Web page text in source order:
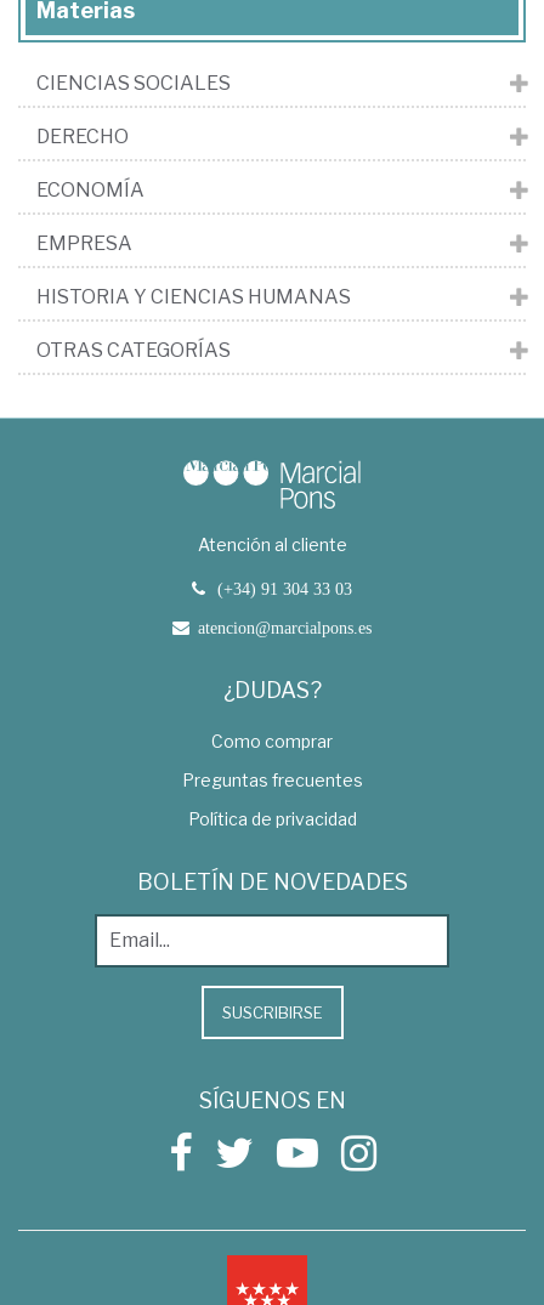
Materias
CIENCIAS SOCIALES
DERECHO
ECONOMÍA
EMPRESA
HISTORIA Y CIENCIAS HUMANAS
OTRAS CATEGORÍAS
Atención al cliente
(+34) 91 304 33 03
atencion@marcialpons.es
¿DUDAS?
Como comprar
Preguntas frecuentes
Política de privacidad
BOLETÍN DE NOVEDADES
SUSCRIBIRSE
SÍGUENOS EN